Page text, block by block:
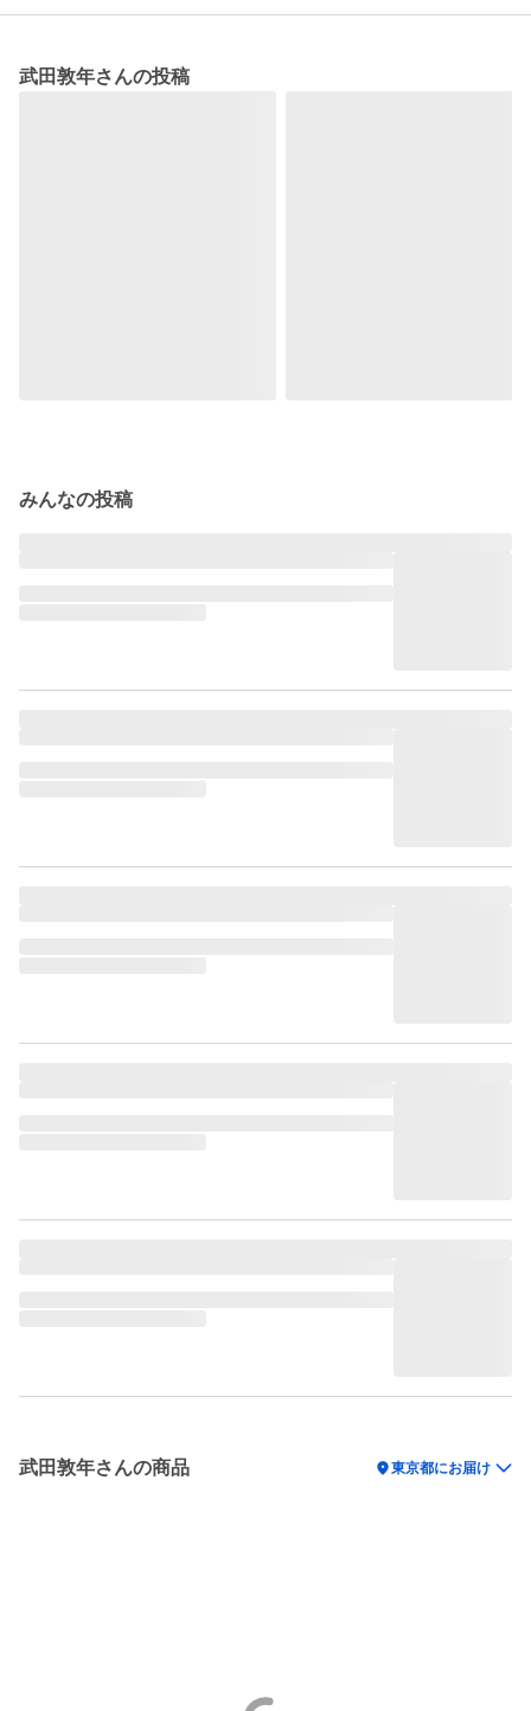
武田敦年さんの投稿
みんなの投稿
武田敦年さんの商品 location_on東京都にお届け